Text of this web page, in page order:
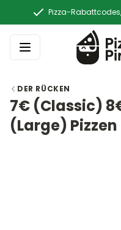
Pizza-
DER RÜCKEN
7€ (Classic)
(Large) Pizzen